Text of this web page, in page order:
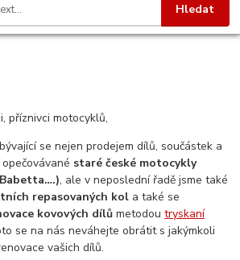
Hledat
příznivci motocyklů,
se nejen prodejem dílů, součástek a
staré české motocykly
, ale v neposlední řadě jsme také
repasovaných kol a také se
kovových dílů metodoutryskaní
se na nás neváhejte obrátit s jakýmkoli
vašich dílů.